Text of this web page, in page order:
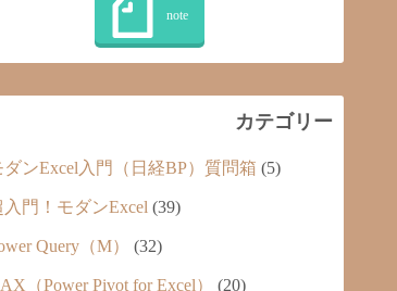
カテゴリー
ダンExcel入門（日経BP）質問箱 (5)
入門！モダンExcel (39)
Query（M） (32)
（Power Pivot for Excel） (20)